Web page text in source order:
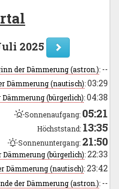
2025
der Dämmerung (astron.): --
Dämmerung (nautisch):03:29
Dämmerung (bürgerlich):04:38
Sonnenaufgang: 05:21
Höchststand: 13:35
Sonnenuntergang: 21:50
Dämmerung (bürgerlich):22:33
Dämmerung (nautisch):23:42
der Dämmerung (astron.): --